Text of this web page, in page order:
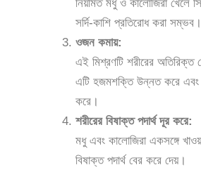
নিয়মিত মধু ও কালোজিরা খেলে
সর্দি-কাশি প্রতিরোধ করা সম্ভব।
ওজন কমায়:
এই মিশ্রণটি শরীরের অতিরিক্ত
এটি হজমশক্তি উন্নত করে এবং
করে।
শরীরের বিষাক্ত পদার্থ দূর করে:
মধু এবং কালোজিরা একসঙ্গে
বিষাক্ত পদার্থ বের করে দেয়।